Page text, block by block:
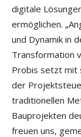
digitale
ermöglichen.
und Dynamik in
Transformation
Probis setzt mit
der
traditionellen
Bauprojekten
freuen uns,